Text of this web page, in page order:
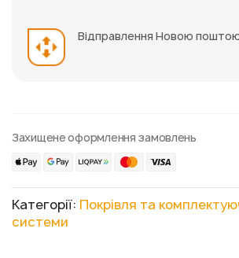
Відправлення Новою
Захищене оформлення замовлень
Категорії: Покрівля та
системи